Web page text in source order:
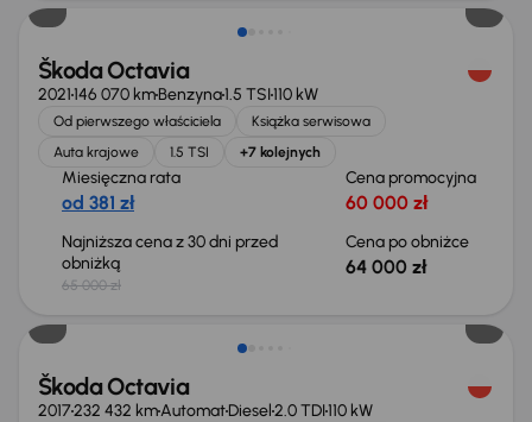
Škoda Octavia
2021146 070 kmBenzyna1.5 TSI110 kW
Od pierwszego właściciela
Książka serwisowa
Auta krajowe
1.5 TSI +7 kolejnych
Miesięczna rata
od 381 zł
Cena promocyjna
60 000 zł
Najniższa cena z 30 dni przed
obniżką
65 000 zł
Cena po obniżce
64 000 zł
Taniej o 1 500 zł
Škoda Octavia
2017232 432 kmAutomatDiesel2.0 TDI110 kW